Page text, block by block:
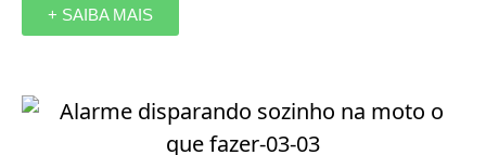
+ SAIBA MAIS